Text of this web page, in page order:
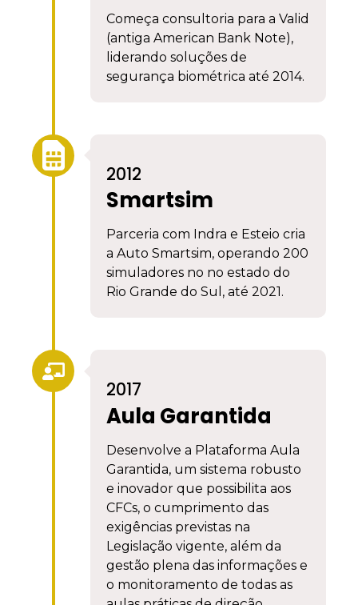
Começa consultoria para a Valid
(antiga American Bank Note),
liderando soluções de
segurança biométrica até 2014.
2012
Smartsim
Parceria com Indra e Esteio cria
a Auto Smartsim, operando 200
simuladores no no estado do
Rio Grande do Sul, até 2021.
2017
Aula Garantida
Desenvolve a Plataforma Aula
Garantida, um sistema robusto
e inovador que possibilita aos
CFCs, o cumprimento das
exigências previstas na
Legislação vigente, além da
gestão plena das informações e
o monitoramento de todas as